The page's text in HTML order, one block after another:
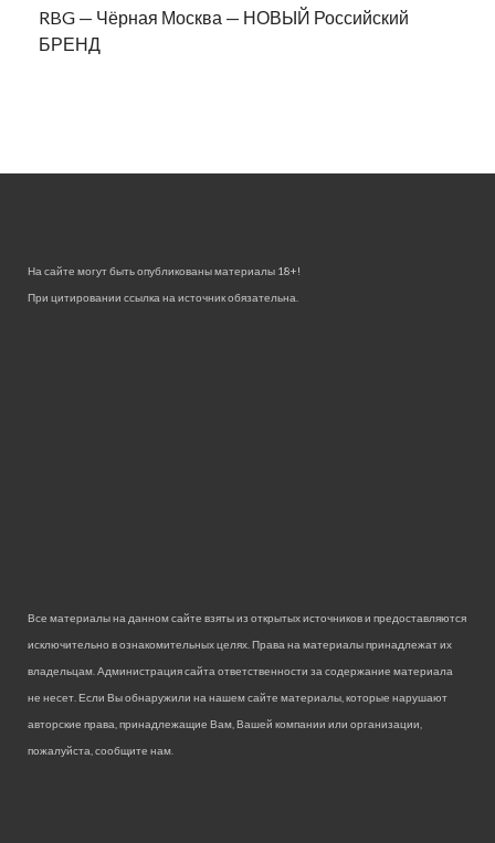
RBG — Чёрная Москва — НОВЫЙ Российский
БРЕНД
На сайте могут быть опубликованы материалы 18+!
При цитировании ссылка на источник обязательна.
Все материалы на данном сайте взяты из открытых источников и предоставляются
исключительно в ознакомительных целях. Права на материалы принадлежат их
владельцам. Администрация сайта ответственности за содержание материала
не несет. Если Вы обнаружили на нашем сайте материалы, которые нарушают
авторские права, принадлежащие Вам, Вашей компании или организации,
пожалуйста, сообщите нам.